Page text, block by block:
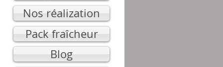
Nos réalization
Pack fraîcheur
Blog